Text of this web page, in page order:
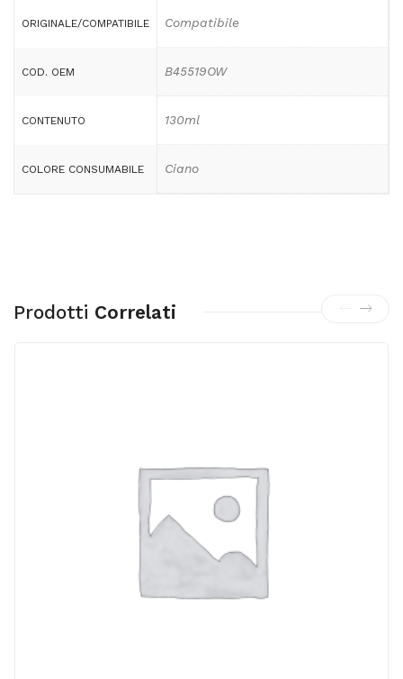
ORIGINALE/COMPATIBILE Compatibile
COD. OEM B45519OW
CONTENUTO 130ml
COLORE CONSUMABILE Ciano
Prodotti Correlati